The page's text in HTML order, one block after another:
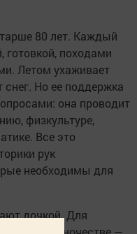
80 лет. Каждый
готовкой, походами
Летом ухаживает
Но ее поддержка
она проводит
физкультуре,
Все это
рук
необходимы для
дочкой. Для